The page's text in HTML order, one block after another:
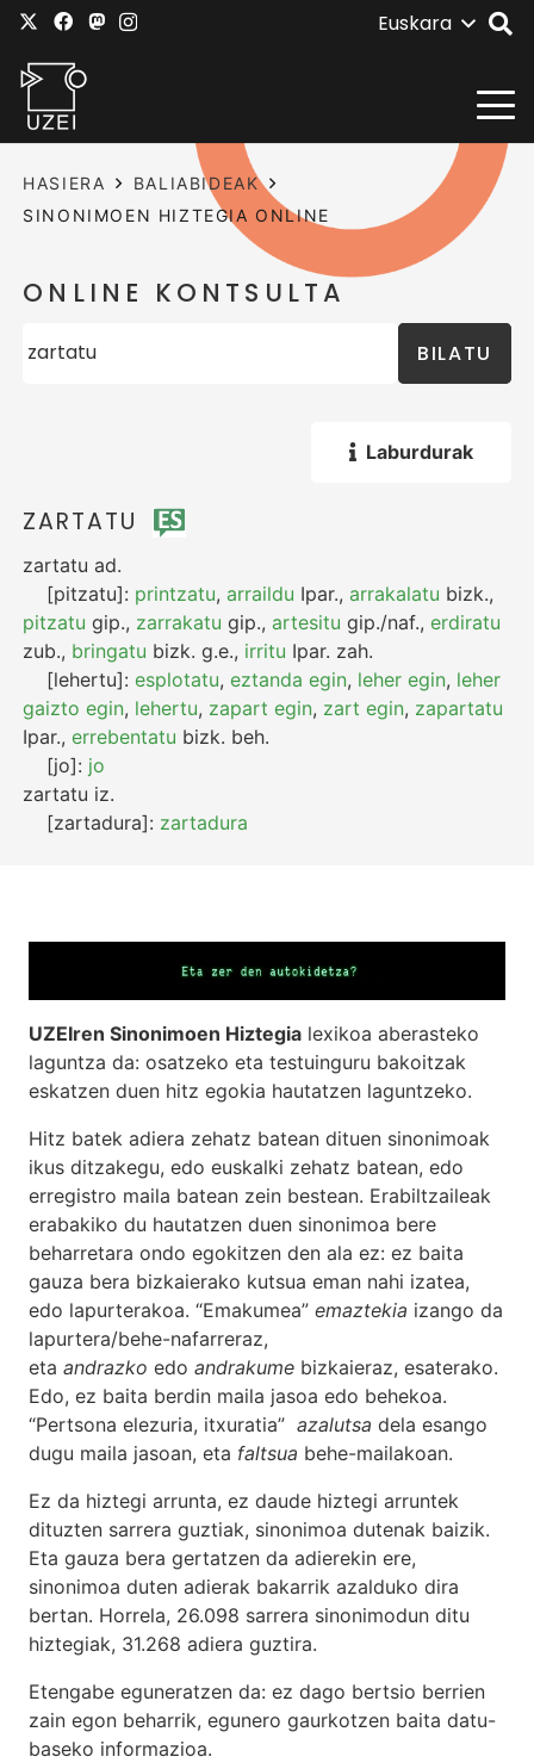
Euskara
HASIERA
BALIABIDEAK
SINONIMOEN HIZTEGIA ONLINE
ONLINE KONTSULTA
BILATU
Laburdurak
ZARTATU
zartatu ad.
[pitzatu]: printzatu,arraildu Ipar.,arrakalatu bizk.,
pitzatu gip., zarrakatu gip.,artesitu gip./naf.,erdiratu
zub., bringatu bizk. g.e., irritu Ipar. zah.
[lehertu]:esplotatu,eztanda egin, leher egin, leher
gaizto egin, lehertu, zapart egin, zart egin, zapartatu
Ipar.,errebentatu bizk. beh.
[jo]: jo
zartatu iz.
[zartadura]: zartadura
UZEIren Sinonimoen Hiztegia lexikoa aberasteko
laguntza da: osatzeko eta testuinguru bakoitzak
eskatzen duen hitz egokia hautatzen laguntzeko.
Hitz batek adiera zehatz batean dituen sinonimoak
ikus ditzakegu, edo euskalki zehatz batean, edo
erregistro maila batean zein bestean. Erabiltzaileak
erabakiko du hautatzen duen sinonimoa bere
beharretara ondo egokitzen den ala ez: ez baita
gauza bera bizkaierako kutsua eman nahi izatea,
edo lapurterakoa. “Emakumea” emaztekia izango da
lapurtera/behe-nafarreraz,
eta andrazko edo andrakume bizkaieraz, esaterako.
Edo, ez baita berdin maila jasoa edo behekoa.
“Pertsona elezuria, itxuratia” azalutsa dela esango
dugu maila jasoan, eta faltsua behe-mailakoan.
Ez da hiztegi arrunta, ez daude hiztegi arruntek
dituzten sarrera guztiak, sinonimoa dutenak baizik.
Eta gauza bera gertatzen da adierekin ere,
sinonimoa duten adierak bakarrik azalduko dira
bertan. Horrela, 26.098 sarrera sinonimodun ditu
hiztegiak, 31.268 adiera guztira.
Etengabe eguneratzen da: ez dago bertsio berrien
zain egon beharrik, egunero gaurkotzen baita datu-
baseko informazioa.